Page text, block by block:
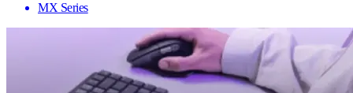
MX Series